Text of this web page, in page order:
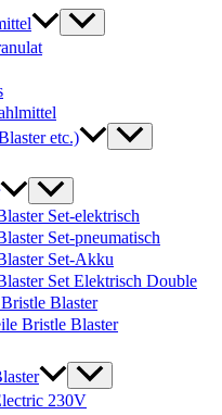
etc.)
Set-elektrisch
Set-pneumatisch
Set-Akku
Set Elektrisch Double
Blaster
Bristle Blaster
230V